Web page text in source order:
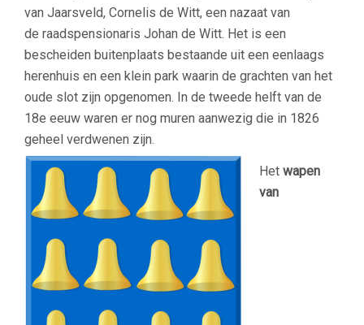
van Jaarsveld, Cornelis de Witt, een nazaat van
de raadspensionaris Johan de Witt. Het is een
bescheiden buitenplaats bestaande uit een eenlaags
herenhuis en een klein park waarin de grachten van het
oude slot zijn opgenomen. In de tweede helft van de
18e eeuw waren er nog muren aanwezig die in 1826
geheel verdwenen zijn.
Het wapen
van